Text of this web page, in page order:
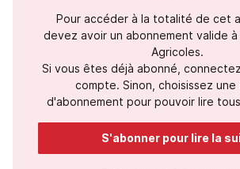
Pour accéder à la totalité de cet
devez avoir un abonnement valide
Agricoles.
Si vous êtes déjà abonné,
compte. Sinon, choisissez une
d'abonnement pour pouvoir lire
S'abonner pour lire la